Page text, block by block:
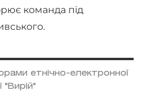
команда під
етнічно-електронної
"Вирій"